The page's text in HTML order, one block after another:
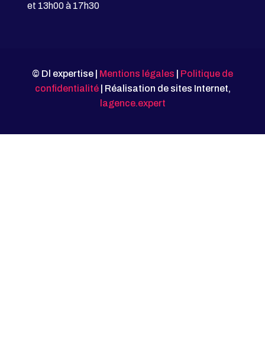
et 13h00 à 17h30
© Dl expertise | Mentions légales
Politique de
confidentialité| Réalisation de sites Internet,
lagence.expert